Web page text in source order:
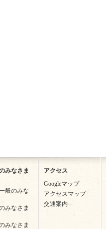
みなさま
般のみな
みなさま
みなさま
アクセス
Googleマップ
アクセスマップ
交通案内